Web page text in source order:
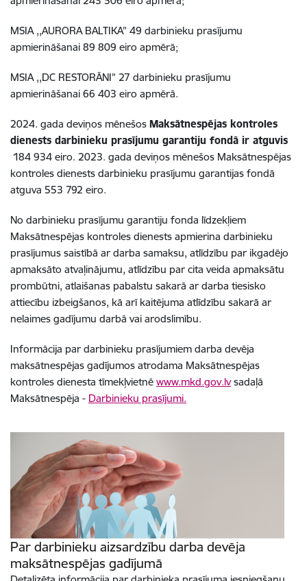
MSIA ,,AURORA BALTIKA” 49 darbinieku prasījumu
apmierināšanai 89 809 eiro apmērā;
MSIA ,,DC RESTORĀNI” 27 darbinieku prasījumu
apmierināšanai 66 403 eiro apmērā.
2024. gada deviņos mēnešos Maksātnespējas kontroles
dienests darbinieku prasījumu garantiju fondā ir atguvis
184 934 eiro. 2023. gada deviņos mēnešos Maksātnespējas
kontroles dienests darbinieku prasījumu garantijas fondā
atguva 553 792 eiro.
No darbinieku prasījumu garantiju fonda līdzekļiem
Maksātnespējas kontroles dienests apmierina darbinieku
prasījumus saistībā ar darba samaksu, atlīdzību par ikgadējo
apmaksāto atvaļinājumu, atlīdzību par cita veida apmaksātu
prombūtni, atlaišanas pabalstu sakarā ar darba tiesisko
attiecību izbeigšanos, kā arī kaitējuma atlīdzību sakarā ar
nelaimes gadījumu darbā vai arodslimību.
Informācija par darbinieku prasījumiem darba devēja
maksātnespējas gadījumos atrodama Maksātnespējas
kontroles dienesta tīmekļvietnē www.mkd.gov.lvsadaļā
Maksātnespēja - Darbinieku prasījumi.
Par darbinieku aizsardzību darba devēja
maksātnespējas gadījumā